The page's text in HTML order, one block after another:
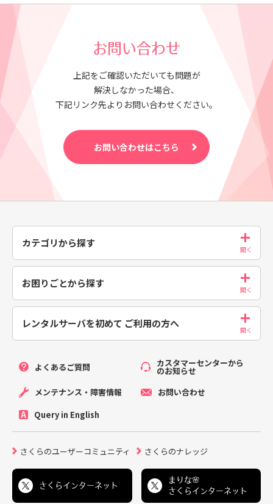
お問い合わせ
上記をご確認いただいても問題が
解決しなかった場合、
下記リンク先よりお問い合わせください。
お問い合わせはこちら
カテゴリから探す
お困りごとから探す
レンタルサーバを初めて ご利用の方へ
よくあるご質問 カスタマーセンターから
のお知らせ
メンテナンス・障害情報
お問い合わせ
Query in English
さくらのユーザーコミュニティ さくらのナレッジ
さくらインターネット
まりな🌸
さくらインターネット